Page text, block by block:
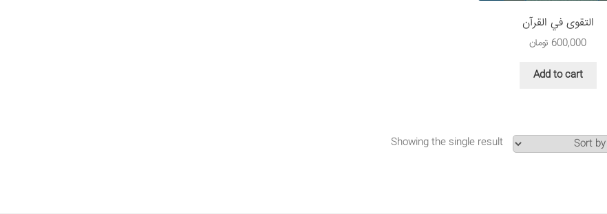
التقوى في القرآن
600,000 تومان
Add to cart
Showing the single result